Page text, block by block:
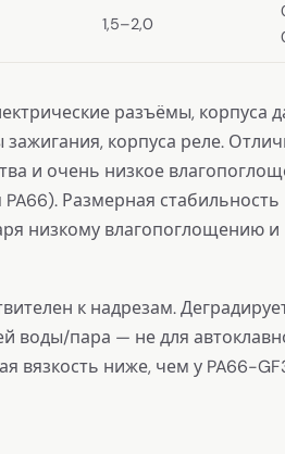
1,5–2,0
разъёмы, корпуса
корпуса реле.
и очень низкое
PA66). Размерная стабильность
низкому влагопоглощению и
к надрезам.
воды/пара — не для
вязкость ниже, чем у PA66-